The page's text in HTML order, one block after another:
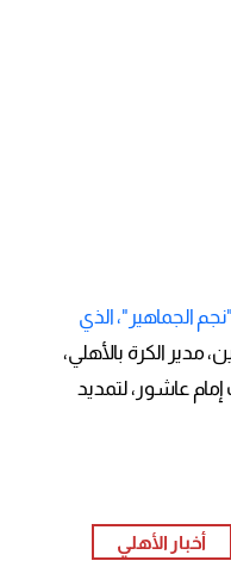
الجماهير"، الذي
مدير الكرة بالأهلي،
عاشور، لتمديد
أخبار الأهلي